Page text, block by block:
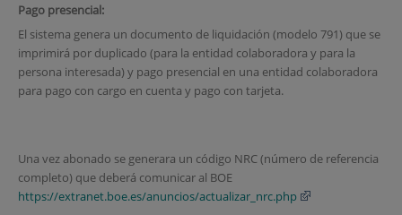
Pago presencial:
El sistema genera un documento de liquidación (modelo 791) que se
imprimirá por duplicado (para la entidad colaboradora y para la
persona interesada) y pago presencial en una entidad colaboradora
para pago con cargo en cuenta y pago con tarjeta.
Una vez abonado se generara un código NRC (número de referencia
completo) que deberá comunicar al BOE
https://extranet.boe.es/anuncios/actualizar_nrc.php